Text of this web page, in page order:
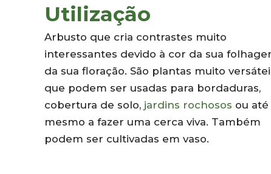
Utilização
Arbusto que cria contrastes muito
interessantes devido à cor da sua
da sua floração. São plantas muito
que podem ser usadas para bordaduras,
cobertura de solo, jardins rochosos ou até
mesmo a fazer uma cerca viva. Também
podem ser cultivadas em vaso.